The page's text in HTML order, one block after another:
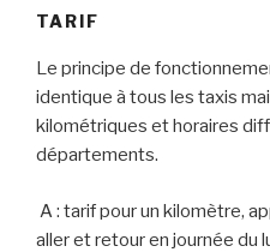
TARIF
Le principe de
identique à tous les taxis
kilométriques et horaires
départements.
A : tarif pour un kilomètre,
aller et retour en journée du